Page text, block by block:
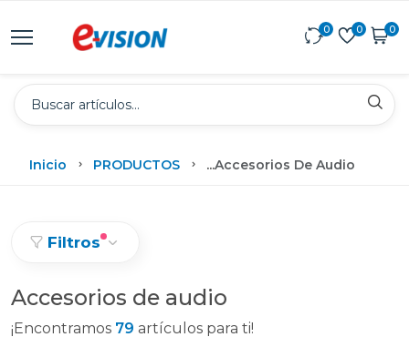
0 0 0
Inicio PRODUCTOS ...Accesorios De Audio
Filtros
Accesorios de audio
¡Encontramos 79 artículos para ti!